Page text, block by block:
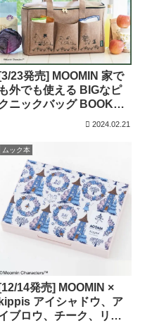
[3/23発売] MOOMIN 家で
も外でも使える BIGなピ
ニックバッグ BOOK
2024.02.21
ムック本
[12/14発売] MOOMIN ×
kippis アイシャドウ、ア
ブロウ、チーク、リッ